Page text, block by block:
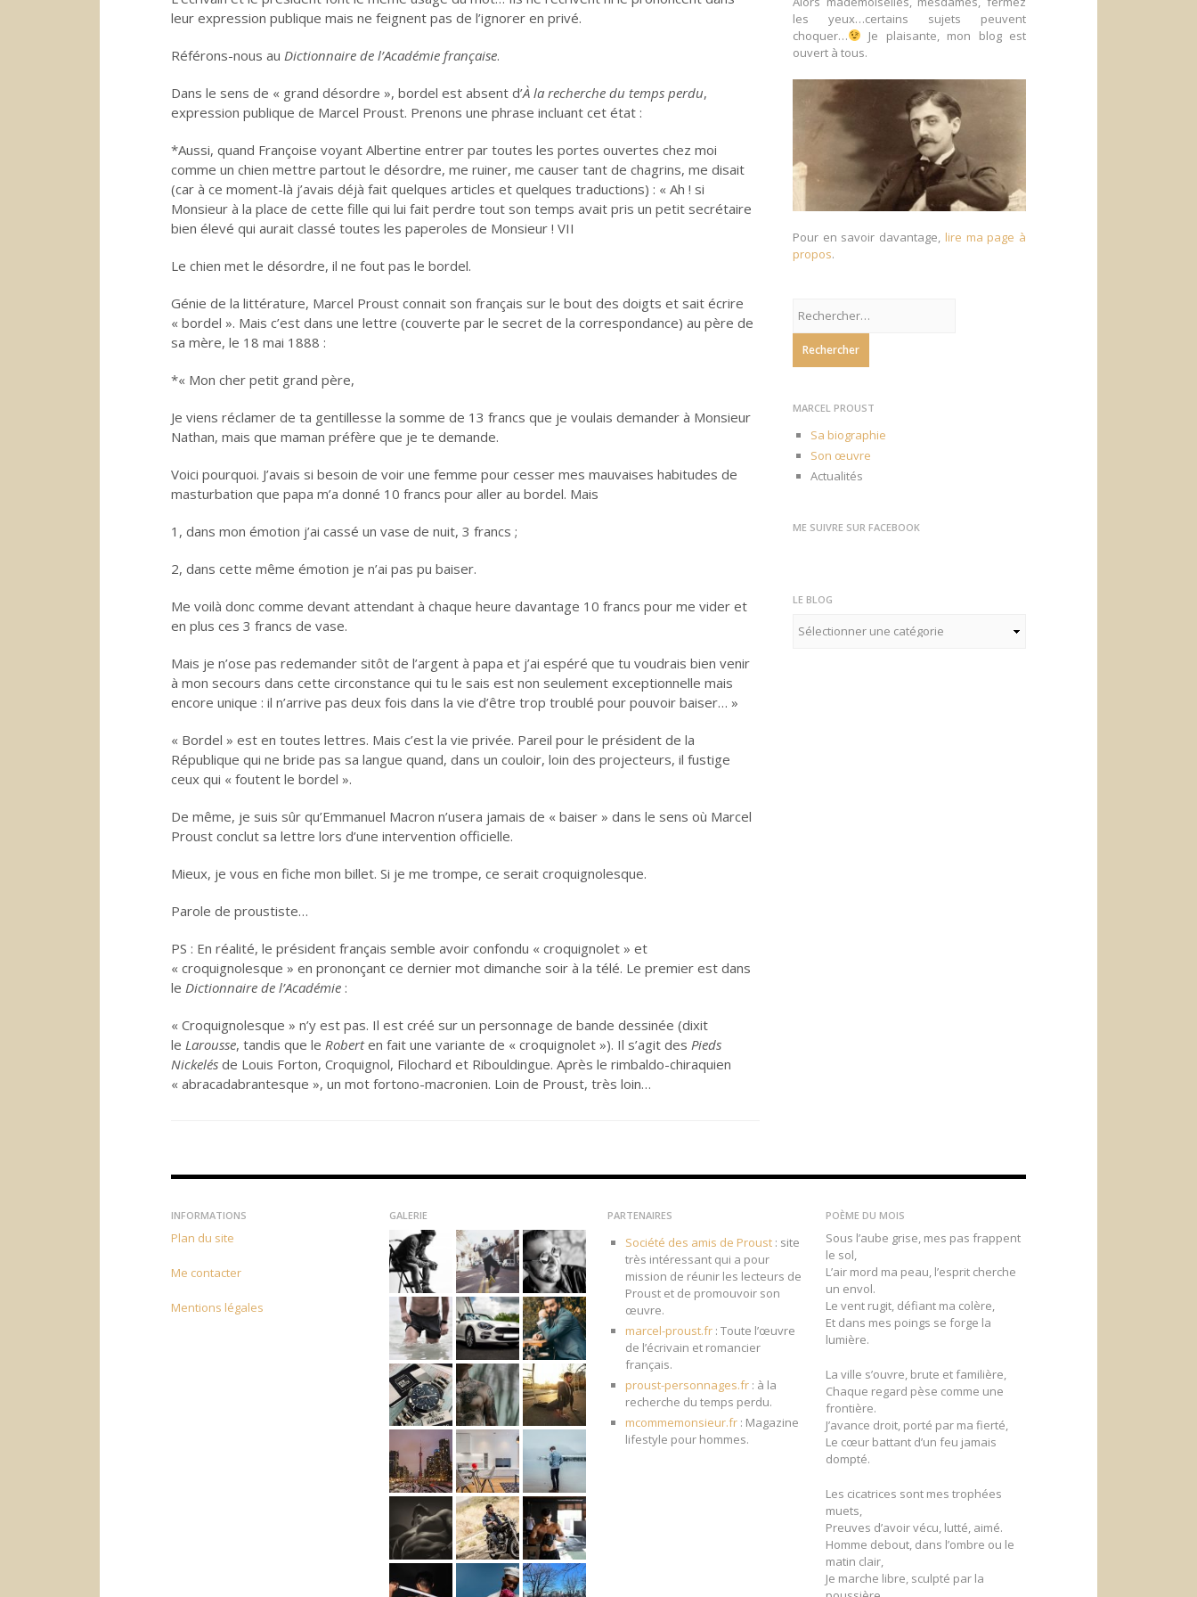
leur expression publique mais ne feignent pas de l’ignorer en privé.
Référons-nous au Dictionnaire de l’Académie française.
Dans le sens de « grand désordre », bordel est absent d’À la recherche du temps perdu,
expression publique de Marcel Proust. Prenons une phrase incluant cet état :
*Aussi, quand Françoise voyant Albertine entrer par toutes les portes ouvertes chez moi
comme un chien mettre partout le désordre, me ruiner, me causer tant de chagrins, me disait
(car à ce moment-là j’avais déjà fait quelques articles et quelques traductions) : « Ah ! si
Monsieur à la place de cette fille qui lui fait perdre tout son temps avait pris un petit secrétaire
bien élevé qui aurait classé toutes les paperoles de Monsieur ! VII
Le chien met le désordre, il ne fout pas le bordel.
Génie de la littérature, Marcel Proust connait son français sur le bout des doigts et sait écrire
« bordel ». Mais c’est dans une lettre (couverte par le secret de la correspondance) au père de
sa mère, le 18 mai 1888 :
*« Mon cher petit grand père,
Je viens réclamer de ta gentillesse la somme de 13 francs que je voulais demander à Monsieur
Nathan, mais que maman préfère que je te demande.
Voici pourquoi. J’avais si besoin de voir une femme pour cesser mes mauvaises habitudes de
masturbation que papa m’a donné 10 francs pour aller au bordel. Mais
1, dans mon émotion j’ai cassé un vase de nuit, 3 francs ;
2, dans cette même émotion je n’ai pas pu baiser.
Me voilà donc comme devant attendant à chaque heure davantage 10 francs pour me vider et
en plus ces 3 francs de vase.
Mais je n’ose pas redemander sitôt de l’argent à papa et j’ai espéré que tu voudrais bien venir
à mon secours dans cette circonstance qui tu le sais est non seulement exceptionnelle mais
encore unique : il n’arrive pas deux fois dans la vie d’être trop troublé pour pouvoir baiser… »
« Bordel » est en toutes lettres. Mais c’est la vie privée. Pareil pour le président de la
République qui ne bride pas sa langue quand, dans un couloir, loin des projecteurs, il fustige
ceux qui « foutent le bordel ».
De même, je suis sûr qu’Emmanuel Macron n’usera jamais de « baiser » dans le sens où Marcel
Proust conclut sa lettre lors d’une intervention officielle.
Mieux, je vous en fiche mon billet. Si je me trompe, ce serait croquignolesque.
Parole de proustiste…
PS : En réalité, le président français semble avoir confondu « croquignolet » et
« croquignolesque » en prononçant ce dernier mot dimanche soir à la télé. Le premier est dans
le Dictionnaire de l’Académie :
« Croquignolesque » n’y est pas. Il est créé sur un personnage de bande dessinée (dixit
le Larousse, tandis que le Roberten fait une variante de « croquignolet »). Il s’agit des Pieds
Nickelés de Louis Forton, Croquignol, Filochard et Ribouldingue. Après le rimbaldo-chiraquien
« abracadabrantesque », un mot fortono-macronien. Loin de Proust, très loin…
les yeux…certains sujets peuvent
choquer…
Je plaisante, mon blog est
ouvert à tous.
Pour en savoir davantage, lire ma page à
propos.
MARCEL PROUST
Sa biographie
Son œuvre
Actualités
ME SUIVRE SUR FACEBOOK
LE BLOG
blog
INFORMATIONS
Plan du site
Me contacter
Mentions légales
GALERIE PARTENAIRES
Société des amis de Proust : site
très intéressant qui a pour
mission de réunir les lecteurs de
Proust et de promouvoir son
œuvre.
marcel-proust.fr : Toute l’œuvre
de l’écrivain et romancier
français.
proust-personnages.fr : à la
recherche du temps perdu.
mcommemonsieur.fr : Magazine
lifestyle pour hommes.
POÈME DU MOIS
Sous l’aube grise, mes pas frappent
le sol,
L’air mord ma peau, l’esprit cherche
un envol.
Le vent rugit, défiant ma colère,
Et dans mes poings se forge la
lumière.
La ville s’ouvre, brute et familière,
Chaque regard pèse comme une
frontière.
J’avance droit, porté par ma fierté,
Le cœur battant d’un feu jamais
dompté.
Les cicatrices sont mes trophées
muets,
Preuves d’avoir vécu, lutté, aimé.
Homme debout, dans l’ombre ou le
matin clair,
Je marche libre, sculpté par la